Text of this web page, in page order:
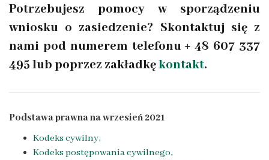
Potrzebujesz pomocy w sporządzeniu
wniosku o zasiedzenie? Skontaktuj się z
nami pod numerem telefonu + 48 607 337
495 lub poprzez zakładkękontakt.
Podstawa prawna na wrzesień 2021
Kodeks cywilny,
Kodeks postępowania cywilnego,